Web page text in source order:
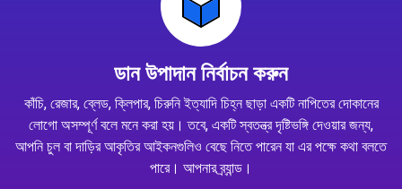
ডান উপাদান নির্বাচন করুন
কাঁচি, রেজার, ব্লেড, ক্লিপার, চিরুনি ইত্যাদি চিহ্ন ছাড়া একটি নাপিতের দোকানের
লোগো অসম্পূর্ণ বলে মনে করা হয়। তবে, একটি স্বতন্ত্র দৃষ্টিভঙ্গি দেওয়ার জন্য,
আপনি চুল বা দাড়ির আকৃতির আইকনগুলিও বেছে নিতে পারেন যা এর পক্ষে কথা বলতে
পারে। আপনার ব্র্যান্ড।